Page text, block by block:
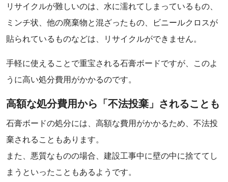
リサイクルが難しいのは、水に濡れてしまっているもの、
ミンチ状、他の廃棄物と混ざったもの、ビニールクロスが
貼られているものなどは、リサイクルができません。
手軽に使えることで重宝される石膏ボードですが、このよ
うに高い処分費用がかかるのです。
高額な処分費用から「不法投棄」されることも
石膏ボードの処分には、高額な費用がかかるため、不法投
棄されることもあります。
また、悪質なものの場合、建設工事中に壁の中に捨ててし
まうといったこともあるようです。